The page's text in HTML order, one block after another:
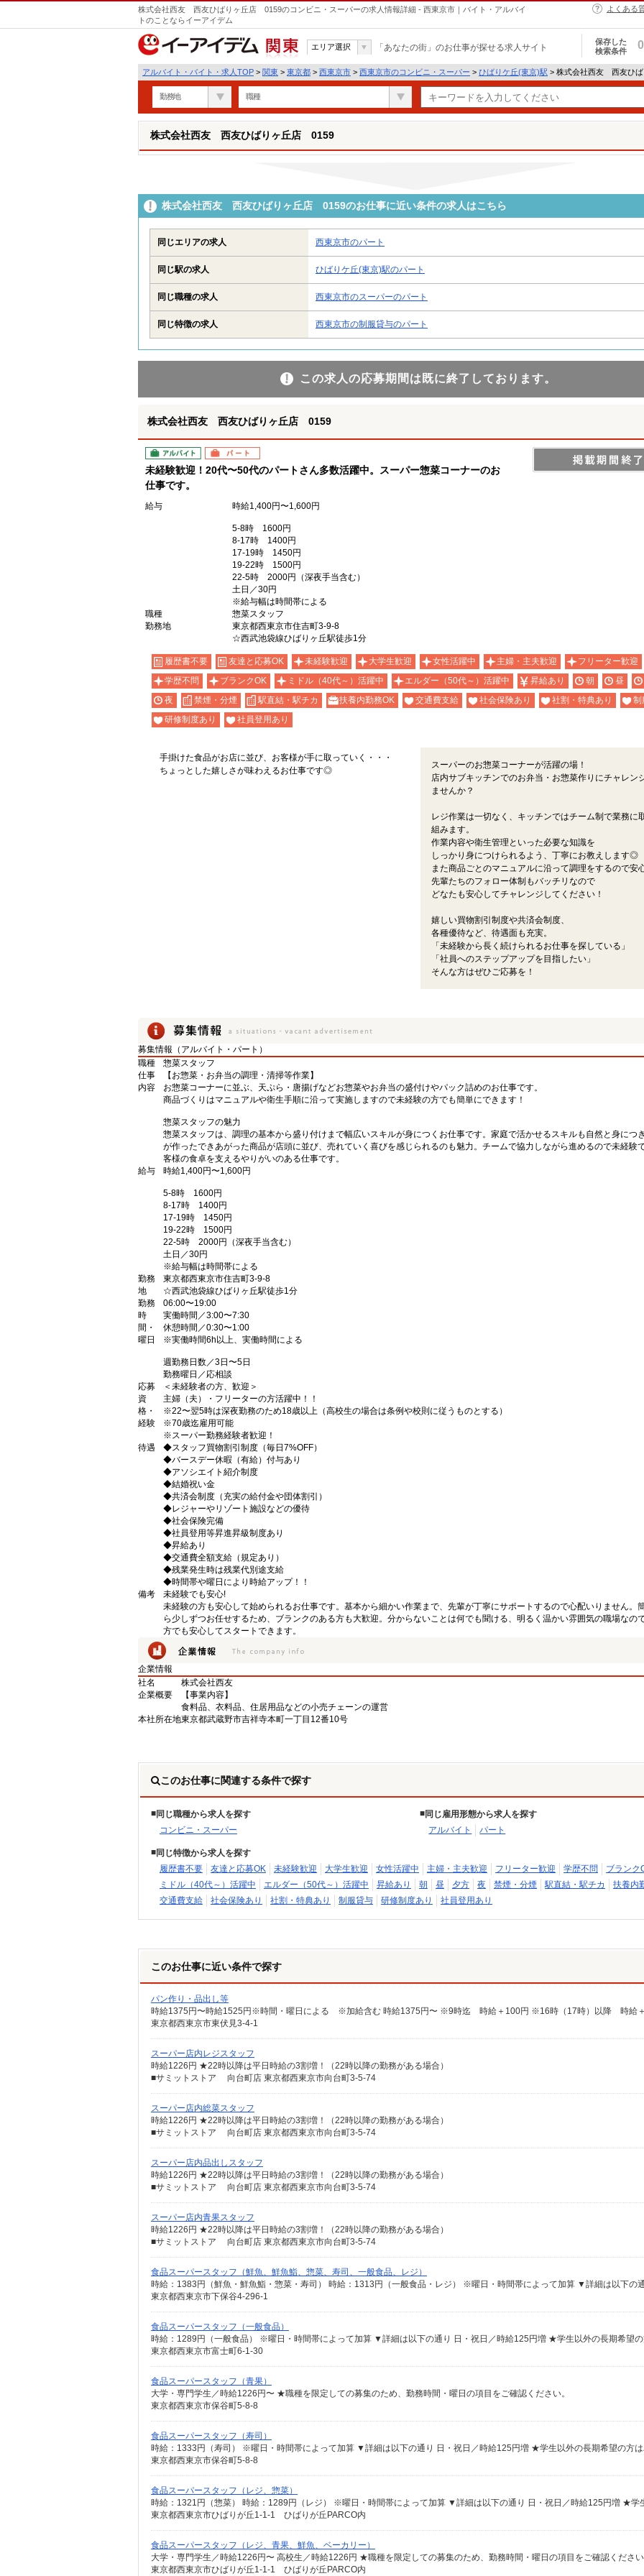
株式会社西友 西友ひばりヶ丘店 0159のコンビニ・スーパーの求人情報詳細 - 西東京市｜バイト・アルバイ
トのことならイーアイデム
よくある
関東
エリア選択 「あなたの街」のお仕事が探せる求人サイト
保存した
検索条件
0
アルバイト・バイト・求人TOP > 関東 > 東京都 > 西東京市 > 西東京市のコンビニ・スーパー > ひばりケ丘(東京)駅 > 株式会社西友 西友ひ
勤務地 職種
株式会社西友 西友ひばりヶ丘店 0159
株式会社西友 西友ひばりヶ丘店 0159のお仕事に近い条件の求人はこちら
同じエリアの求人 西東京市のパート
同じ駅の求人 ひばりケ丘(東京)駅のパート
同じ職種の求人 西東京市のスーパーのパート
同じ特徴の求人 西東京市の制服貸与のパート
この求人の応募期間は既に終了しております。
株式会社西友 西友ひばりヶ丘店 0159
アルバイト パート
未経験歓迎！20代〜50代のパートさん多数活躍中。スーパー惣菜コーナーのお
仕事です。
給与 時給1,400円〜1,600円
5-8時 1600円
8-17時 1400円
17-19時 1450円
19-22時 1500円
22-5時 2000円（深夜手当含む）
土日／30円
※給与幅は時間帯による
職種
惣菜スタッフ
勤務地
東京都西東京市住吉町3-9-8
☆西武池袋線ひばりヶ丘駅徒歩1分
履歴書不要 友達と応募OK 未経験歓迎 大学生歓迎 女性活躍中 主婦・主夫歓迎
フリーター歓迎
学歴不問
ブランクOK ミドル（40代～）活躍中 エルダー（50代～）活躍中 昇給あり 朝 昼
夜
禁煙・分煙 駅直結・駅チカ 扶養内勤務OK 交通費支給 社会保険あり 社割・特典あり
制
研修制度あり
社員登用あり
手掛けた食品がお店に並び、お客様が手に取っていく・・・
ちょっとした嬉しさが味わえるお仕事です◎
スーパーのお惣菜コーナーが活躍の場！
店内サブキッチンでのお弁当・お惣菜作りにチャレン
ませんか？
レジ作業は一切なく、キッチンではチーム制で業務に
組みます。
作業内容や衛生管理といった必要な知識を
しっかり身につけられるよう、丁寧にお教えします◎
また商品ごとのマニュアルに沿って調理をするので安
先輩たちのフォロー体制もバッチリなので
どなたも安心してチャレンジしてください！
嬉しい買物割引制度や共済会制度、
各種優待など、待遇面も充実。
「未経験から長く続けられるお仕事を探している」
「社員へのステップアップを目指したい」
そんな方はぜひご応募を！
募集情報（アルバイト・パート）
職種
惣菜スタッフ
仕事
内容
【お惣菜・お弁当の調理・清掃等作業】
お惣菜コーナーに並ぶ、天ぷら・唐揚げなどお惣菜やお弁当の盛付けやパック詰めのお仕事です。
商品づくりはマニュアルや衛生手順に沿って実施しますので未経験の方でも簡単にできます！
惣菜スタッフの魅力
惣菜スタッフは、調理の基本から盛り付けまで幅広いスキルが身につくお仕事です。家庭で活かせるスキルも自然と身につ
が作ったできあがった商品が店頭に並び、売れていく喜びを感じられるのも魅力。チームで協力しながら進めるので未経験
客様の食卓を支えるやりがいのある仕事です。
給与
時給1,400円〜1,600円
5-8時 1600円
8-17時 1400円
17-19時 1450円
19-22時 1500円
22-5時 2000円（深夜手当含む）
土日／30円
※給与幅は時間帯による
勤務
地
東京都西東京市住吉町3-9-8
☆西武池袋線ひばりヶ丘駅徒歩1分
勤務
時
間・
曜日
06:00〜19:00
実働時間／3:00〜7:30
休憩時間／0:30〜1:00
※実働時間6h以上、実働時間による
週勤務日数／3日〜5日
勤務曜日／応相談
応募
資
格・
経験
＜未経験者の方、歓迎＞
主婦（夫）・フリーターの方活躍中！！
※22〜翌5時は深夜勤務のため18歳以上（高校生の場合は条例や校則に従うものとする）
※70歳迄雇用可能
※スーパー勤務経験者歓迎！
待遇
◆スタッフ買物割引制度（毎日7%OFF）
◆バースデー休暇（有給）付与あり
◆アソシエイト紹介制度
◆結婚祝い金
◆共済会制度（充実の給付金や団体割引）
◆レジャーやリゾート施設などの優待
◆社会保険完備
◆社員登用等昇進昇級制度あり
◆昇給あり
◆交通費全額支給（規定あり）
◆残業発生時は残業代別途支給
◆時間帯や曜日により時給アップ！！
備考
未経験でも安心!
未経験の方も安心して始められるお仕事です。基本から細かい作業まで、先輩が丁寧にサポートするので心配いりません。
ら少しずつお任せするため、ブランクのある方も大歓迎。分からないことは何でも聞ける、明るく温かい雰囲気の職場なの
方でも安心してスタートできます。
企業情報
社名
株式会社西友
企業概要
【事業内容】
食料品、衣料品、住居用品などの小売チェーンの運営
本社所在地東京都武蔵野市吉祥寺本町一丁目12番10号
このお仕事に関連する条件で探す
同じ職種から求人を探す
コンビニ・スーパー
同じ雇用形態から求人を探す
アルバイト
パート
同じ特徴から求人を探す
履歴書不要
友達と応募OK 未経験歓迎 大学生歓迎 女性活躍中 主婦・主夫歓迎 フリーター歓迎 学歴不問
ブランク
ミドル（40代～）活躍中
エルダー（50代～）活躍中 昇給あり 朝 昼 夕方 夜 禁煙・分煙 駅直結・駅チカ
扶養内
交通費支給
社会保険あり 社割・特典あり 制服貸与 研修制度あり 社員登用あり
このお仕事に近い条件で探す
パン作り・品出し等
東京都西東京市東伏見3-4-1
スーパー店内レジスタッフ
時給1226円 ★22時以降は平日時給の3割増！（22時以降の勤務がある場合）
■サミットストア 向台町店 東京都西東京市向台町3-5-74
スーパー店内総菜スタッフ
時給1226円 ★22時以降は平日時給の3割増！（22時以降の勤務がある場合）
■サミットストア 向台町店 東京都西東京市向台町3-5-74
スーパー店内品出しスタッフ
時給1226円 ★22時以降は平日時給の3割増！（22時以降の勤務がある場合）
■サミットストア 向台町店 東京都西東京市向台町3-5-74
スーパー店内青果スタッフ
時給1226円 ★22時以降は平日時給の3割増！（22時以降の勤務がある場合）
■サミットストア 向台町店 東京都西東京市向台町3-5-74
食品スーパースタッフ（鮮魚、鮮魚鮨、惣菜、寿司、一般食品、レジ）
東京都西東京市下保谷4-296-1
食品スーパースタッフ（一般食品）
東京都西東京市富士町6-1-30
食品スーパースタッフ（青果）
大学・専門学生／時給1226円〜 ★職種を限定しての募集のため、勤務時間・曜日の項目をご確認ください。
東京都西東京市保谷町5-8-8
食品スーパースタッフ（寿司）
東京都西東京市保谷町5-8-8
食品スーパースタッフ（レジ、惣菜）
東京都西東京市ひばりが丘1-1-1 ひばりが丘PARCO内
食品スーパースタッフ（レジ、青果、鮮魚、ベーカリー）
大学・専門学生／時給1226円〜 高校生／時給1226円 ★職種を限定しての募集のため、勤務時間・曜日の項目をご確認ください
東京都西東京市ひばりが丘1-1-1 ひばりが丘PARCO内